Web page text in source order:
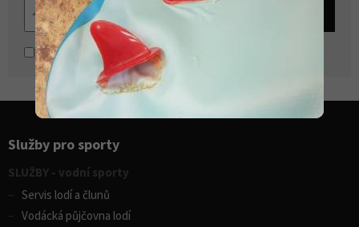
Souhlasím sezpracováním osobních údajů
Služby pro sporty
SLUŽBY - vodní sporty
Servis lodí a člunů
Vodácká půjčovna lodí